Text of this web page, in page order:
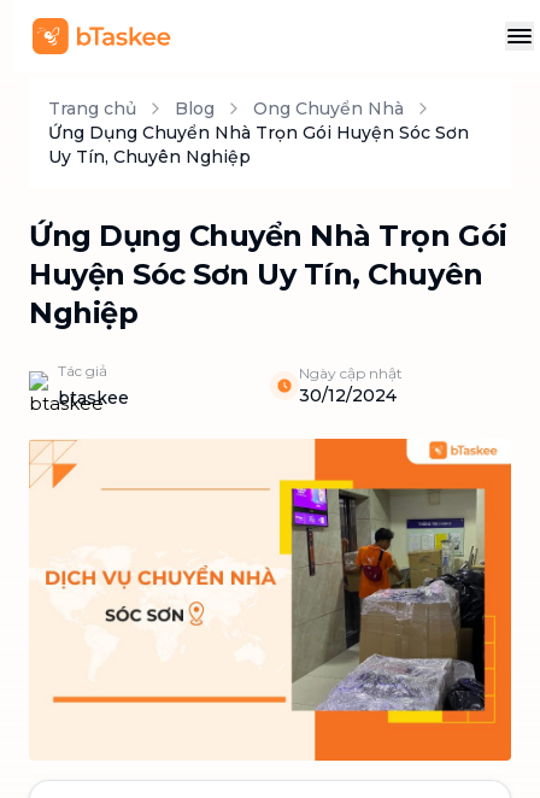
Trang chủ Blog
Ong Chuyển Nhà
Ứng Dụng Chuyển Nhà Trọn Gói Huyện Sóc Sơn
Uy Tín, Chuyên Nghiệp
Ứng Dụng Chuyển Nhà Trọn Gói
Huyện Sóc Sơn Uy Tín, Chuyên
Nghiệp
Tác giả
btaskee
Ngày cập nhật
30/12/2024